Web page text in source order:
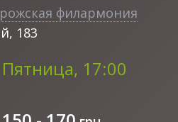
филармония
183
Пятница, 17:00